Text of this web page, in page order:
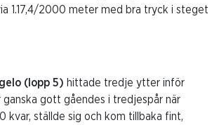
1.17,4/2000 meter med bra tryck i steget
(lopp 5) hittade tredje ytter inför
gott gåendes i tredjespår när
kvar, ställde sig och kom tillbaka fint,